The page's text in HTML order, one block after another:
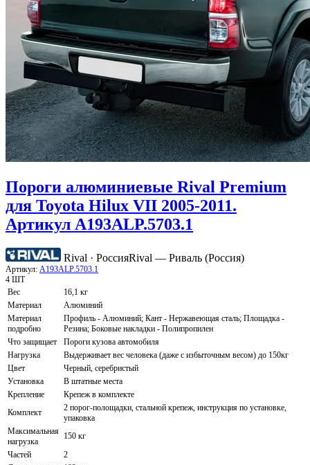
Пороги алюминиевые Rival Premium
для Toyota Hilux VII 2005-2011.
Артикул A193ALP.5703.1
Rival · РоссияRival — Риваль (Россия)
Артикул: A193ALP.5703.1
4 ШТ
Вес
16,1 кг
Материал
Алюминий
Материал
подробно
Профиль - Алюминий; Кант - Нержавеющая сталь; Площадка -
Резина; Боковые накладки - Полипропилен
Что защищает
Пороги кузова автомобиля
Нагрузка
Выдерживает вес человека (даже с избыточным весом) до 150кг
Цвет
Черный, серебристый
Установка
В штатные места
Крепление
Крепеж в комплекте
Комплект
2 порог-полощадки, стальной крепеж, инструкция по установке,
упаковка
Максимальная
нагрузка
150 кг
Частей
2